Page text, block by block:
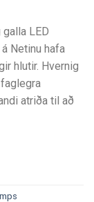
LED
Netinu hafa
hlutir. Hvernig
atriða til að